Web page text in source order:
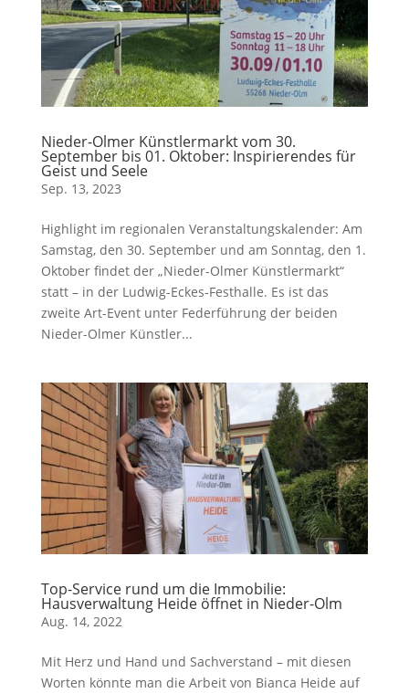
Nieder-Olmer Künstlermarkt vom 30.
September bis 01. Oktober: Inspirierendes für
Geist und Seele
Sep. 13, 2023
Highlight im regionalen Veranstaltungskalender: Am
Samstag, den 30. September und am Sonntag, den 1.
Oktober findet der „Nieder-Olmer Künstlermarkt“
statt – in der Ludwig-Eckes-Festhalle. Es ist das
zweite Art-Event unter Federführung der beiden
Nieder-Olmer Künstler...
Top-Service rund um die Immobilie:
Hausverwaltung Heide öffnet in Nieder-Olm
Aug. 14, 2022
Mit Herz und Hand und Sachverstand – mit diesen
Worten könnte man die Arbeit von Bianca Heide auf